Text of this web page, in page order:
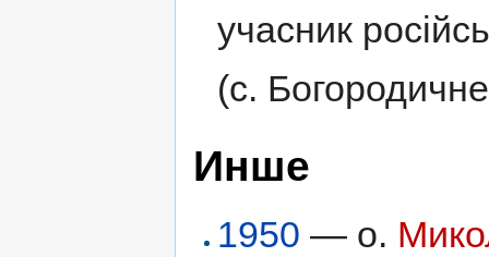
учасник
(с.
Инше
1950 — о.